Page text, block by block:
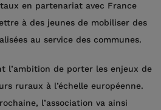
en partenariat avec France
à des jeunes de mobiliser des
au service des communes.
l’ambition de porter les enjeux de
ruraux à l’échelle européenne.
l’association va ainsi